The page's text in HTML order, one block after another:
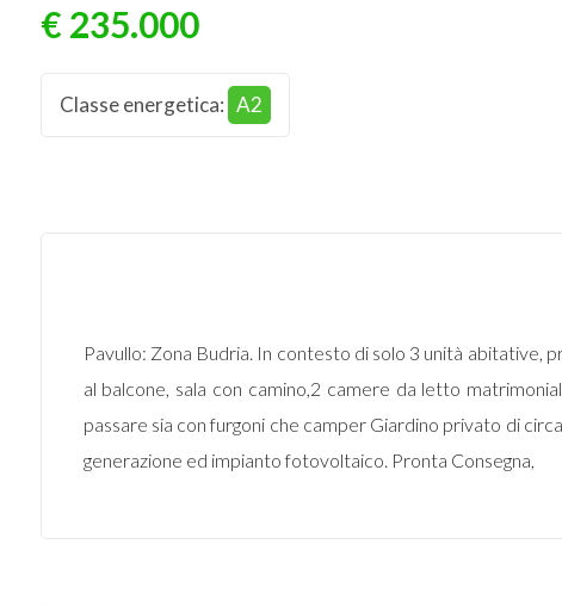
€ 235.000
Classe energetica: A2
Pavullo: Zona Budria. In contesto di solo 3 unità abitative,
al balcone, sala con camino,2 camere da letto
passare sia con furgoni che camper Giardino privato di
generazione ed impianto fotovoltaico. Pronta Consegna,